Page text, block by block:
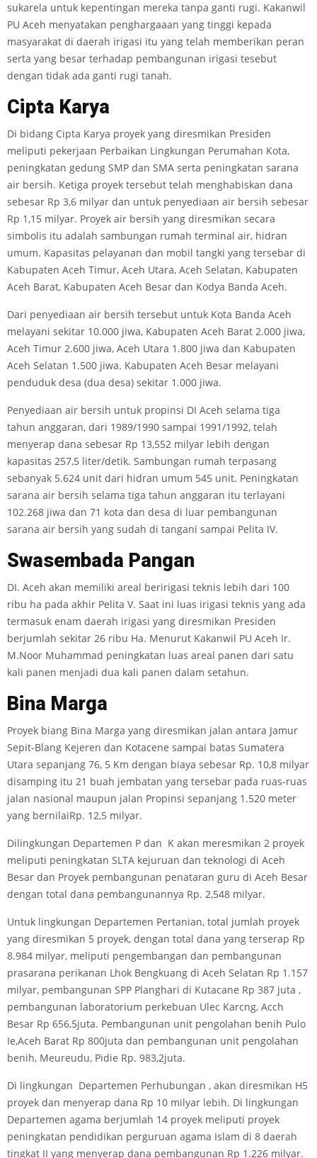
sukarela untuk kepentingan mereka tanpa ganti rugi. Kakanwil
PU Aceh menyatakan penghargaaan yang tinggi kepada
masyarakat di daerah irigasi itu yang telah memberikan peran
serta yang besar terhadap pembangunan irigasi tesebut
dengan tidak ada ganti rugi tanah.
Cipta Karya
Di bidang Cipta Karya proyek yang diresmikan Presiden
meliputi pekerjaan Perbaikan Lingkungan Perumahan Kota,
peningkatan gedung SMP dan SMA serta peningkatan sarana
air bersih. Ketiga proyek tersebut telah menghabiskan dana
sebesar Rp 3,6 milyar dan untuk penyediaan air bersih sebesar
Rp 1,15 milyar. Proyek air bersih yang diresmikan secara
simbolis itu adalah sambungan rumah terminal air, hidran
umum. Kapasitas pelayanan dan mobil tangki yang tersebar di
Kabupaten Aceh Timur, Aceh Utara, Aceh Selatan, Kabupaten
Aceh Barat, Kabupaten Aceh Besar dan Kodya Banda Aceh.
Dari penyediaan air bersih tersebut untuk Kota Banda Aceh
melayani sekitar 10.000 jiwa, Kabupaten Aceh Barat 2.000 jiwa,
Aceh Timur 2.600 jiwa, Aceh Utara 1.800 jiwa dan Kabupaten
Aceh Selatan 1.500 jiwa. Kabupaten Aceh Besar melayani
penduduk desa (dua desa) sekitar 1.000 jiwa.
Penyediaan air bersih untuk propinsi DI Aceh selama tiga
tahun anggaran, dari 1989/1990 sampai 1991/1992, telah
menyerap dana sebesar Rp 13,552 milyar lebih dengan
kapasitas 257,5 liter/detik. Sambungan rumah terpasang
sebanyak 5.624 unit dari hidran umum 545 unit. Peningkatan
sarana air bersih selama tiga tahun anggaran itu terlayani
102.268 jiwa dan 71 kota dan desa di luar pembangunan
sarana air bersih yang sudah di tangani sampai Pelita IV.
Swasembada Pangan
DI. Aceh akan memiliki areal beririgasi teknis lebih dari 100
ribu ha pada akhir Pelita V. Saat ini luas irigasi teknis yang ada
termasuk enam daerah irigasi yang diresmikan Presiden
berjumlah sekitar 26 ribu Ha. Menurut Kakanwil PU Aceh Ir.
M.Noor Muhammad peningkatan luas areal panen dari satu
kali panen menjadi dua kali panen dalam setahun.
Bina Marga
Proyek biang Bina Marga yang diresmikan jalan antara Jamur
Sepit-Blang Kejeren dan Kotacene sampai batas Sumatera
Utara sepanjang 76, 5 Km dengan biaya sebesar Rp. 10,8 milyar
disamping itu 21 buah jembatan yang tersebar pada ruas-ruas
jalan nasional maupun jalan Propinsi sepanjang 1.520 meter
yang bernilaiRp. 12,5 milyar.
Dilingkungan Departemen P dan K akan meresmikan 2 proyek
meliputi peningkatan SLTA kejuruan dan teknologi di Aceh
Besar dan Proyek pembangunan penataran guru di Aceh Besar
dengan total dana pembangunannya Rp. 2,548 milyar.
Untuk lingkungan Departemen Pertanian, total jumlah proyek
yang diresmikan 5 proyek, dengan total dana yang terserap Rp
8.984 milyar, meliputi pengembangan dan pembangunan
prasarana perikanan Lhok Bengkuang di Aceh Selatan Rp 1.157
milyar, pembangunan SPP Planghari di Kutacane Rp 387 juta ,
pembangunan laboratorium perkebuan Ulec Karcng, Acch
Besar Rp 656,5juta. Pembangunan unit pengolahan benih Pulo
Ie,Aceh Barat Rp 800juta dan pembangunan unit pengolahan
benih, Meureudu, Pidie Rp. 983,2juta.
Di lingkungan Departemen Perhubungan , akan diresmikan H5
proyek dan menyerap dana Rp 10 milyar lebih. Di lingkungan
Departemen agama berjumlah 14 proyek meliputi proyek
peningkatan pendidikan perguruan agama Islam di 8 daerah
tingkat II yang menyerap dana pembangunan Rp 1.226 milyar.